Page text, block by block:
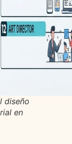
diseño
en